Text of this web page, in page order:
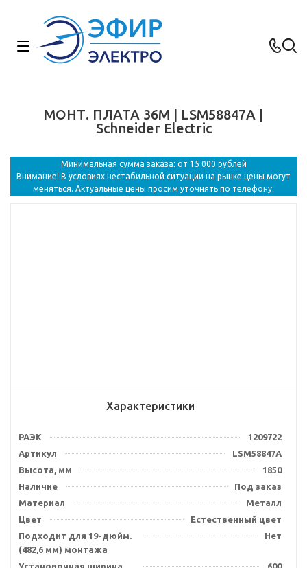
МОНТ. ПЛАТА 36М | LSM58847A |
Schneider Electric
Минимальная сумма заказа: от 15 000 рублей
Внимание! В условиях нестабильной ситуации на рынке цены могут
меняться. Актуальные цены просим уточнять по телефону.
Характеристики
РАЭК
1209722
Артикул
LSM58847A
Высота, мм
1850
Наличие
Под заказ
Материал
Металл
Цвет
Естественный цвет
Подходит для 19-дюйм.
(482,6 мм) монтажа
Нет
Установочная ширина
600